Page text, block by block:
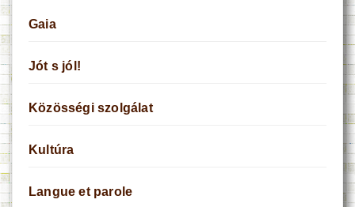
Gaia
Jót s jól!
Közösségi szolgálat
Kultúra
Langue et parole